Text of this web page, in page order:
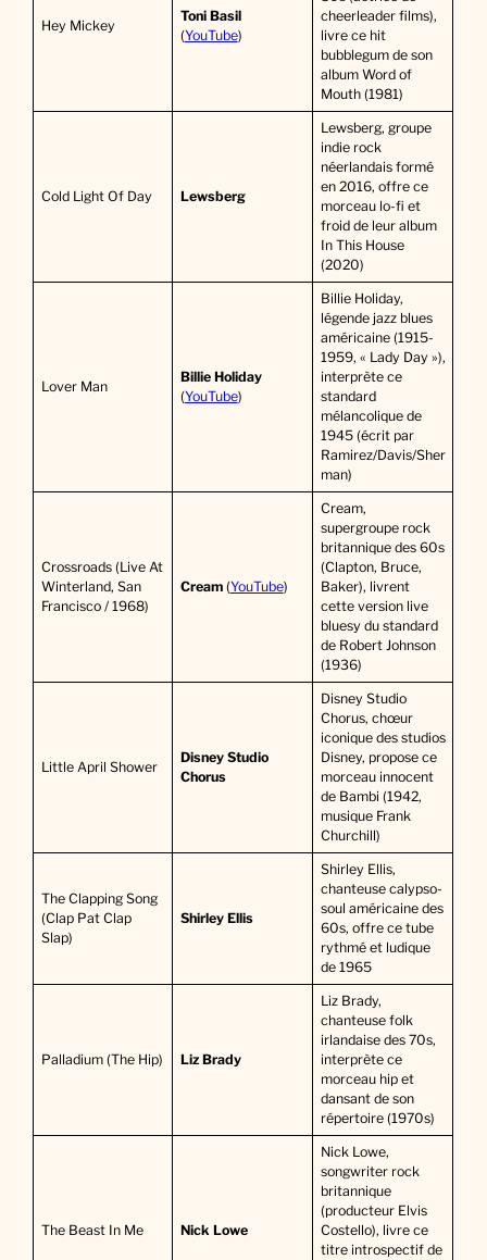
Hey Mickey
Toni Basil
(YouTube)
cheerleader films),
livre ce hit
bubblegum de son
album Word of
Mouth (1981)
Cold Light Of Day Lewsberg
Lewsberg, groupe
indie rock
néerlandais formé
en 2016, offre ce
morceau lo-fi et
froid de leur album
In This House
(2020)
Lover Man
Billie Holiday
(YouTube)
Billie Holiday,
légende jazz blues
américaine (1915-
1959, « Lady Day »),
interprète ce
standard
mélancolique de
1945 (écrit par
Ramirez/Davis/Sher
man)
Crossroads (Live At
Winterland, San
Francisco / 1968)
Cream(YouTube)
Cream,
supergroupe rock
britannique des 60s
(Clapton, Bruce,
Baker), livrent
cette version live
bluesy du standard
de Robert Johnson
(1936)
Little April Shower
Disney Studio
Chorus
Disney Studio
Chorus, chœur
iconique des studios
Disney, propose ce
morceau innocent
de Bambi (1942,
musique Frank
Churchill)
The Clapping Song
(Clap Pat Clap
Slap)
Shirley Ellis
Shirley Ellis,
chanteuse calypso-
soul américaine des
60s, offre ce tube
rythmé et ludique
de 1965
Palladium (The Hip) Liz Brady
Liz Brady,
chanteuse folk
irlandaise des 70s,
interprète ce
morceau hip et
dansant de son
répertoire (1970s)
The Beast In Me Nick Lowe
Nick Lowe,
songwriter rock
britannique
(producteur Elvis
Costello), livre ce
titre introspectif de